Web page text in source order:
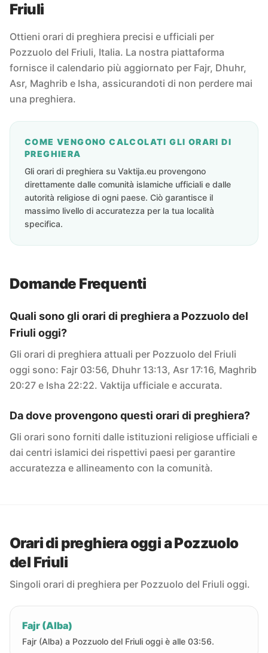
Friuli
Ottieni orari di preghiera precisi e ufficiali per
Pozzuolo del Friuli, Italia. La nostra piattaforma
fornisce il calendario più aggiornato per Fajr, Dhuhr,
Asr, Maghrib e Isha, assicurandoti di non perdere mai
una preghiera.
COME VENGONO CALCOLATI GLI ORARI DI
PREGHIERA
Gli orari di preghiera su Vaktija.eu provengono
direttamente dalle comunità islamiche ufficiali e dalle
autorità religiose di ogni paese. Ciò garantisce il
massimo livello di accuratezza per la tua località
specifica.
Domande Frequenti
Quali sono gli orari di preghiera a Pozzuolo del
Friuli oggi?
Gli orari di preghiera attuali per Pozzuolo del Friuli
oggi sono: Fajr 03:56, Dhuhr 13:13, Asr 17:16, Maghrib
20:27 e Isha 22:22. Vaktija ufficiale e accurata.
Da dove provengono questi orari di preghiera?
Gli orari sono forniti dalle istituzioni religiose ufficiali e
dai centri islamici dei rispettivi paesi per garantire
accuratezza e allineamento con la comunità.
Orari di preghiera oggi a Pozzuolo
del Friuli
Singoli orari di preghiera per Pozzuolo del Friuli oggi.
Fajr (Alba)
Fajr (Alba) a Pozzuolo del Friuli oggi è alle 03:56.